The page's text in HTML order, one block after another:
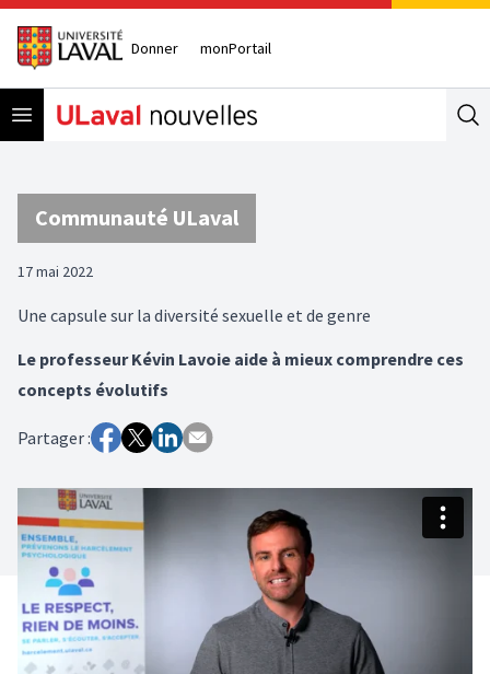
Donner monPortail
Open menu
Communauté ULaval
17 mai 2022
Une capsule sur la diversité sexuelle et de genre
Le professeur Kévin Lavoie aide à mieux comprendre ces
concepts évolutifs
Partager :